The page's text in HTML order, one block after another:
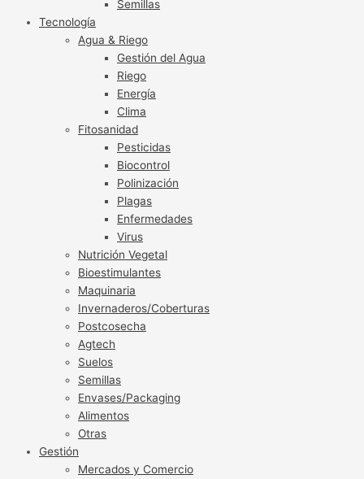
Semillas
Tecnología
Agua & Riego
Gestión del Agua
Riego
Energía
Clima
Fitosanidad
Pesticidas
Biocontrol
Polinización
Plagas
Enfermedades
Virus
Nutrición Vegetal
Bioestimulantes
Maquinaria
Invernaderos/Coberturas
Postcosecha
Agtech
Suelos
Semillas
Envases/Packaging
Alimentos
Otras
Gestión
Mercados y Comercio